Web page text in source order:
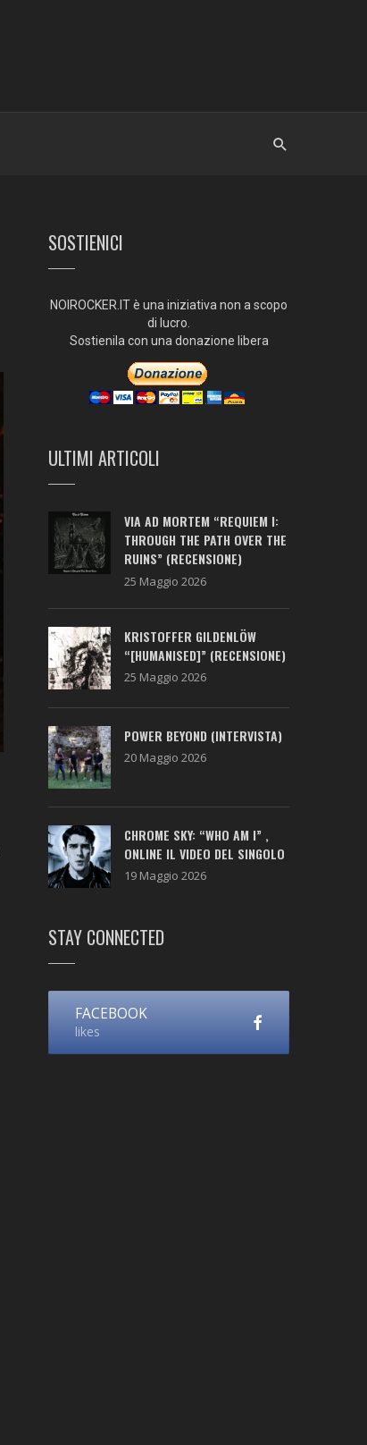
SOSTIENICI
NOIROCKER.IT è una iniziativa non a scopo
di lucro.
Sostienila con una donazione libera
ULTIMI ARTICOLI
VIA AD MORTEM “REQUIEM I:
THROUGH THE PATH OVER THE
RUINS” (RECENSIONE)
25 Maggio 2026
KRISTOFFER GILDENLÖW
“[HUMANISED]” (RECENSIONE)
25 Maggio 2026
POWER BEYOND (INTERVISTA)
20 Maggio 2026
CHROME SKY: “WHO AM I” ,
ONLINE IL VIDEO DEL SINGOLO
19 Maggio 2026
STAY CONNECTED
FACEBOOK
likes